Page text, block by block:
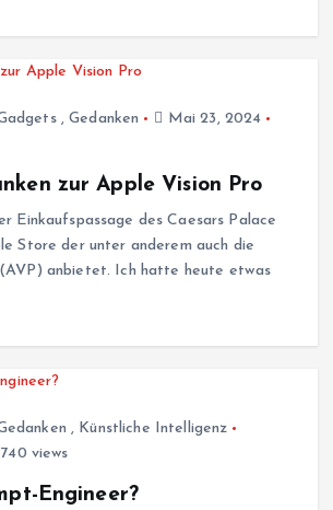
,Gedanken
Mai 23, 2024
zur Apple Vision Pro
Einkaufspassage des Caesars Palace
Store der unter anderem auch die
anbietet. Ich hatte heute etwas
, Künstliche Intelligenz
740 views
Engineer?